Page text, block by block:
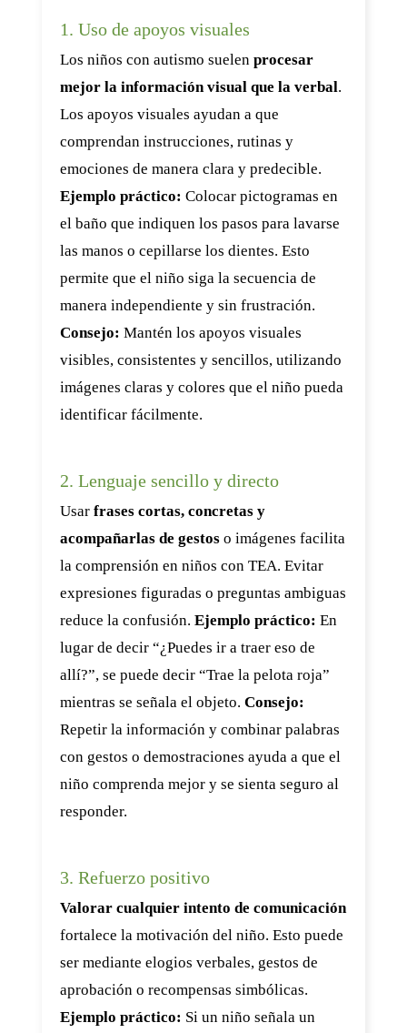
1. Uso de apoyos visuales
Los niños con autismo suelen procesar
mejor la información visual que la verbal.
Los apoyos visuales ayudan a que
comprendan instrucciones, rutinas y
emociones de manera clara y predecible.
Ejemplo práctico: Colocar pictogramas en
el baño que indiquen los pasos para lavarse
las manos o cepillarse los dientes. Esto
permite que el niño siga la secuencia de
manera independiente y sin frustración.
Consejo: Mantén los apoyos visuales
visibles, consistentes y sencillos, utilizando
imágenes claras y colores que el niño pueda
identificar fácilmente.
2. Lenguaje sencillo y directo
Usar frases cortas, concretas y
acompañarlas de gestos o imágenes facilita
la comprensión en niños con TEA. Evitar
expresiones figuradas o preguntas ambiguas
reduce la confusión. Ejemplo práctico: En
lugar de decir “¿Puedes ir a traer eso de
allí?”, se puede decir “Trae la pelota roja”
mientras se señala el objeto. Consejo:
Repetir la información y combinar palabras
con gestos o demostraciones ayuda a que el
niño comprenda mejor y se sienta seguro al
responder.
3. Refuerzo positivo
Valorar cualquier intento de comunicación
fortalece la motivación del niño. Esto puede
ser mediante elogios verbales, gestos de
aprobación o recompensas simbólicas.
Ejemplo práctico: Si un niño señala un